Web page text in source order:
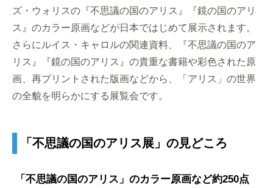
ズ・ウォリスの『不思議の国のアリス』『鏡の国のアリ
ス』のカラー原画などが日本ではじめて展示されます。
さらにルイス・キャロルの関連資料、『不思議の国のア
リス』『鏡の国のアリス』の貴重な書籍や彩色された原
画、再プリントされた版画などから、「アリス」の世界
の全貌を明らかにする展覧会です。
「不思議の国のアリス展」の見どころ
「不思議の国のアリス」のカラー原画など約250点